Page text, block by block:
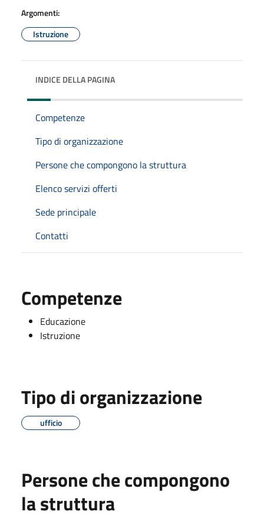
Argomenti:
Istruzione
INDICE DELLA PAGINA
Competenze
Tipo di organizzazione
Persone che compongono la struttura
Elenco servizi offerti
Sede principale
Contatti
Competenze
Educazione
Istruzione
Tipo di organizzazione
ufficio
Persone che compongono
la struttura